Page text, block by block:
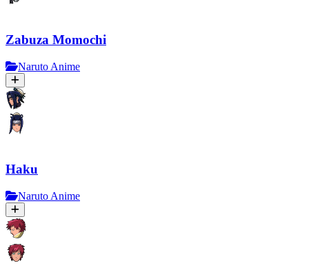
Zabuza Momochi
Naruto Anime
Haku
Naruto Anime